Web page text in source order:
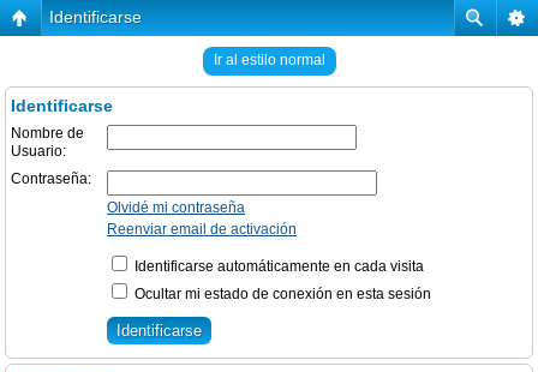
Identificarse
Ir al estilo normal
Identificarse
Nombre de
Usuario:
Contraseña:
Olvidé mi contraseña
Reenviar email de activación
Identificarse automáticamente en cada visita
Ocultar mi estado de conexión en esta sesión